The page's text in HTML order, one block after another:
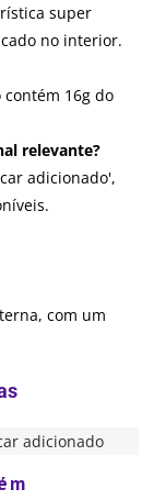
super
no interior.
contém 16g do
relevante?
adicionado',
com um
adicionado